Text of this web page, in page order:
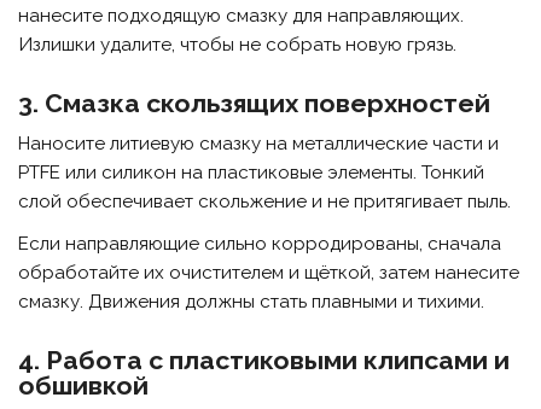
нанесите подходящую смазку для направляющих.
Излишки удалите, чтобы не собрать новую грязь.
3. Смазка скользящих поверхностей
Наносите литиевую смазку на металлические части и
PTFE или силикон на пластиковые элементы. Тонкий
слой обеспечивает скольжение и не притягивает пыль.
Если направляющие сильно корродированы, сначала
обработайте их очистителем и щёткой, затем нанесите
смазку. Движения должны стать плавными и тихими.
4. Работа с пластиковыми клипсами и
обшивкой